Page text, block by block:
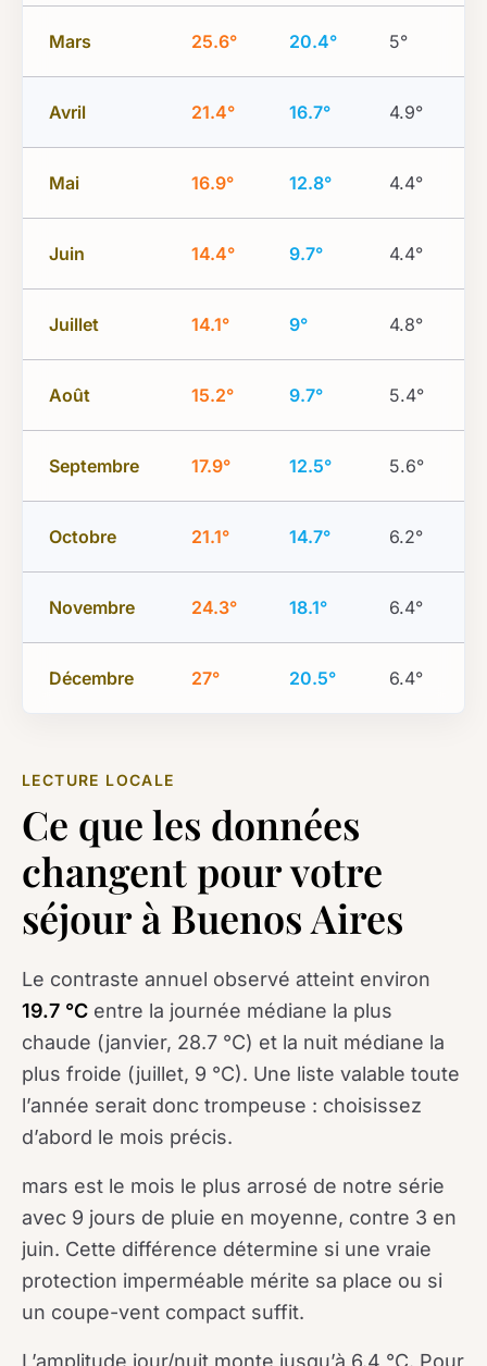
Mars 25.6° 20.4° 5°
Avril 21.4° 16.7° 4.9°
Mai 16.9° 12.8° 4.4°
Juin 14.4° 9.7° 4.4°
Juillet 14.1° 9° 4.8°
Août 15.2° 9.7° 5.4°
Septembre 17.9° 12.5° 5.6°
Octobre 21.1° 14.7° 6.2°
Novembre 24.3° 18.1° 6.4°
Décembre 27° 20.5° 6.4°
LECTURE LOCALE
Ce que les données
changent pour votre
séjour à Buenos Aires
Le contraste annuel observé atteint environ
19.7 °C entre la journée médiane la plus
chaude (janvier, 28.7 °C) et la nuit médiane la
plus froide (juillet, 9 °C). Une liste valable toute
l’année serait donc trompeuse : choisissez
d’abord le mois précis.
mars est le mois le plus arrosé de notre série
avec 9 jours de pluie en moyenne, contre 3 en
juin. Cette différence détermine si une vraie
protection imperméable mérite sa place ou si
un coupe-vent compact suffit.
L’amplitude jour/nuit monte jusqu’à 6.4 °C. Pour